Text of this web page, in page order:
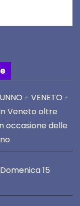
- VENETO -
Veneto oltre
occasione delle
Domenica 15